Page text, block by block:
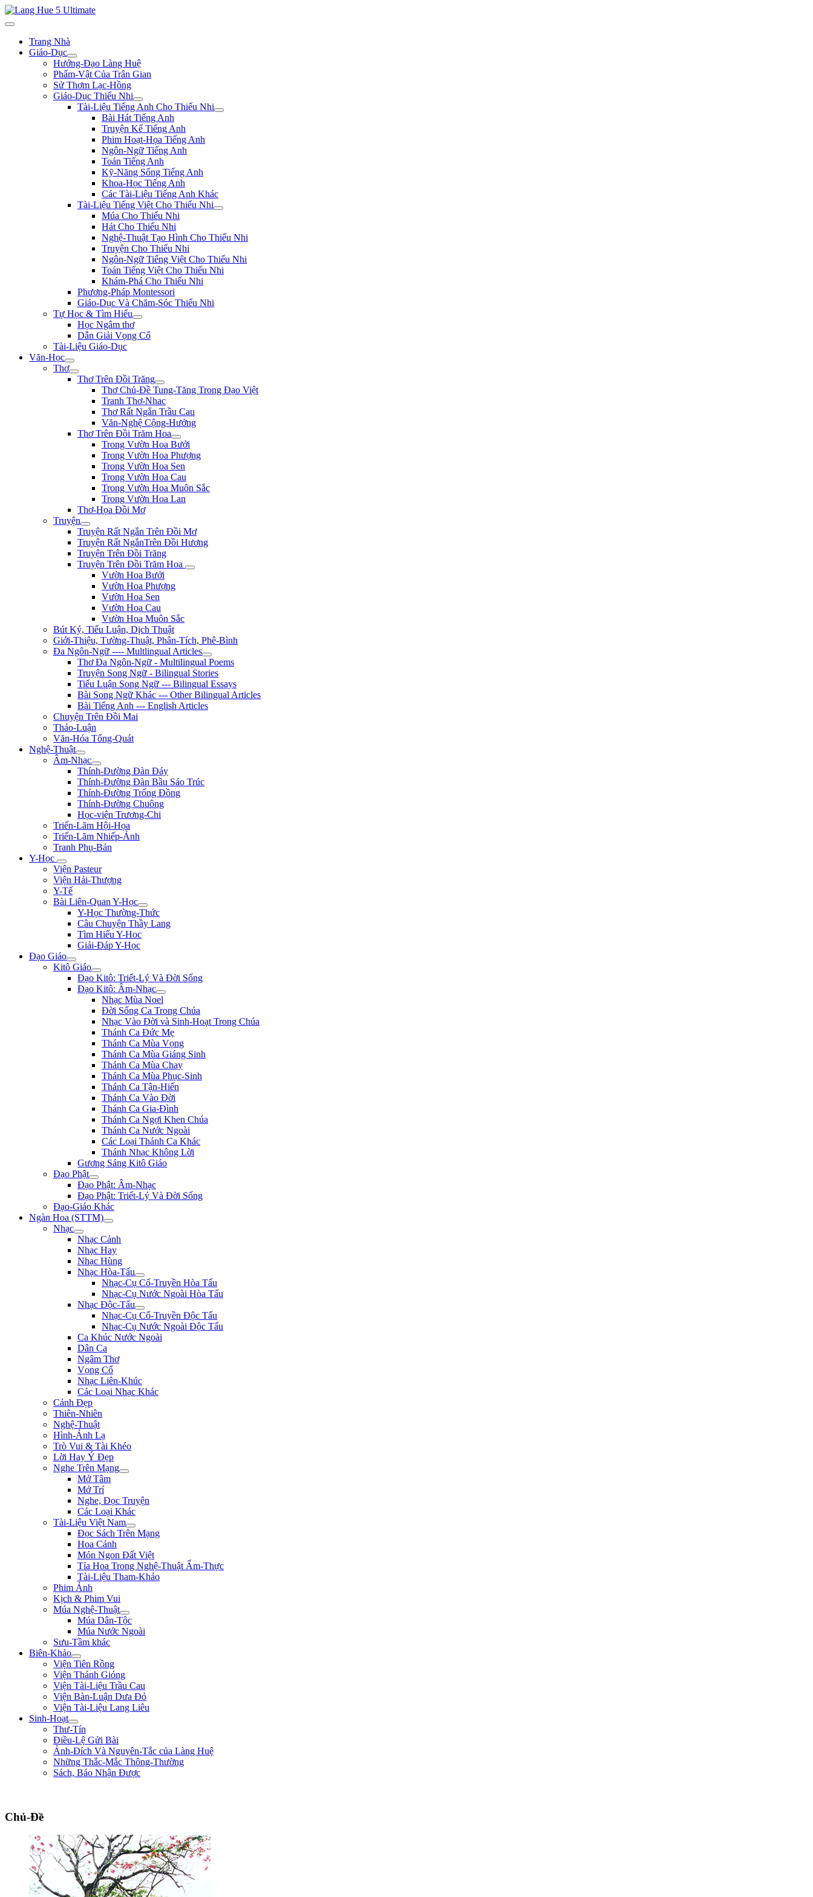
Trang Nhà
Giáo-Dục
Hướng-Đạo Làng Huệ
Phẩm-Vật Của Trân Gian
Sử Thơm Lạc-Hồng
Giáo-Dục Thiếu Nhi
Tài-Liệu Tiếng Anh Cho Thiếu Nhi
Bài Hát Tiếng Anh
Truyện Kể Tiếng Anh
Phim Hoạt-Họa Tiếng Anh
Ngôn-Ngữ Tiếng Anh
Toán Tiếng Anh
Kỹ-Năng Sống Tiếng Anh
Khoa-Học Tiếng Anh
Các Tài-Liệu Tiếng Anh Khác
Tài-Liệu Tiếng Việt Cho Thiếu Nhi
Múa Cho Thiếu Nhi
Hát Cho Thiếu Nhi
Nghệ-Thuật Tạo Hình Cho Thiếu Nhi
Truyện Cho Thiếu Nhi
Ngôn-Ngữ Tiếng Việt Cho Thiếu Nhi
Toán Tiếng Việt Cho Thiếu Nhi
Khám-Phá Cho Thiếu Nhi
Phương-Pháp Montessori
Giáo-Dục Và Chăm-Sóc Thiếu Nhi
Tự Học & Tìm Hiểu
Học Ngâm thơ
Dẫn Giải Vọng Cổ
Tài-Liệu Giáo-Dục
Văn-Học
Thơ
Thơ Trên Đồi Trăng
Thơ Chủ-Đề Tung-Tăng Trong Đạo Việt
Tranh Thơ-Nhac
Thơ Rất Ngắn Trầu Cau
Văn-Nghệ Cộng-Hưởng
Thơ Trên Đồi Trăm Hoa
Trong Vườn Hoa Bưởi
Trong Vườn Hoa Phượng
Trong Vườn Hoa Sen
Trong Vườn Hoa Cau
Trong Vườn Hoa Muôn Sắc
Trong Vườn Hoa Lan
Thơ-Họa Đồi Mơ
Truyện
Truyện Rất Ngắn Trên Đồi Mơ
Truyện Rất NgắnTrên Đồi Hương
Truyện Trên Đồi Trăng
Truyện Trên Đồi Trăm Hoa
Vườn Hoa Bưởi
Vườn Hoa Phượng
Vườn Hoa Sen
Vườn Hoa Cau
Vườn Hoa Muôn Sắc
Bút Ký, Tiểu Luận, Dịch Thuật
Giới-Thiệu, Tường-Thuật, Phân-Tích, Phê-Bình
Đa Ngôn-Ngữ ---- Multlingual Articles
Thơ Đa Ngôn-Ngữ - Multilingual Poems
Truyện Song Ngữ - Bilingual Stories
Tiểu Luận Song Ngữ --- Bilingual Essays
Bài Song Ngữ Khác --- Other Bilingual Articles
Bài Tiếng Anh --- English Articles
Chuyện Trên Đồi Mai
Thảo-Luận
Văn-Hóa Tổng-Quát
Nghệ-Thuật
Âm-Nhạc
Thính-Đường Đàn Đáy
Thính-Đường Đàn Bầu Sáo Trúc
Thính-Đường Trống Đồng
Thính-Đường Chuông
Học-viện Trương-Chi
Triển-Lãm Hội-Họa
Triển-Lãm Nhiếp-Ảnh
Tranh Phụ-Bản
Y-Học
Viện Pasteur
Viện Hải-Thượng
Y-Tế
Bài Liên-Quan Y-Học
Y-Học Thường-Thức
Câu Chuyện Thầy Lang
Tìm Hiểu Y-Hoc
Giải-Đáp Y-Học
Đạo Giáo
Kitô Giáo
Đạo Kitô: Triết-Lý Và Đời Sống
Đạo Kitô: Âm-Nhạc
Nhạc Mùa Noel
Đời Sống Ca Trong Chúa
Nhạc Vào Đời và Sinh-Hoạt Trong Chúa
Thánh Ca Đức Mẹ
Thánh Ca Mùa Vọng
Thánh Ca Mùa Giáng Sinh
Thánh Ca Mùa Chay
Thánh Ca Mùa Phục-Sinh
Thánh Ca Tận-Hiến
Thánh Ca Vào Đời
Thánh Ca Gia-Đình
Thánh Ca Ngợi Khen Chúa
Thánh Ca Nước Ngoài
Các Loại Thánh Ca Khác
Thánh Nhạc Không Lời
Gương Sáng Kitô Giáo
Đạo Phật
Đạo Phật: Âm-Nhạc
Đạo Phật: Triết-Lý Và Đời Sống
Đạo-Giáo Khác
Ngàn Hoa (STTM)
Nhạc
Nhạc Cảnh
Nhạc Hay
Nhạc Hùng
Nhạc Hòa-Tấu
Nhạc-Cụ Cổ-Truyền Hòa Tấu
Nhạc-Cụ Nước Ngoài Hòa Tấu
Nhạc Độc-Tấu
Nhạc-Cụ Cổ-Truyền Độc Tấu
Nhạc-Cụ Nước Ngoài Độc Tấu
Ca Khúc Nước Ngoài
Dân Ca
Ngâm Thơ
Vọng Cổ
Nhạc Liên-Khúc
Các Loại Nhạc Khác
Cảnh Đẹp
Thiên-Nhiên
Nghệ-Thuật
Hình-Ảnh Lạ
Trò Vui & Tài Khéo
Lời Hay Ý Đẹp
Nghe Trên Mạng
Mở Tâm
Mở Trí
Nghe, Đọc Truyện
Các Loại Khác
Tài-Liệu Việt Nam
Đọc Sách Trên Mạng
Hoa Cảnh
Món Ngon Đất Việt
Tỉa Hoa Trong Nghệ-Thuật Ẩm-Thực
Tài-Liệu Tham-Khảo
Phim Ảnh
Kịch & Phim Vui
Múa Nghệ-Thuật
Múa Dân-Tộc
Múa Nước Ngoài
Sưu-Tầm khác
Biên-Khảo
Viện Tiên Rồng
Viện Thánh Gióng
Viện Tài-Liệu Trầu Cau
Viện Bàn-Luận Dưa Đỏ
Viện Tài-Liệu Lang Liêu
Sinh-Hoạt
Thư-Tín
Điều-Lệ Gửi Bài
Ảnh-Đích Và Nguyên-Tắc của Làng Huệ
Những Thắc-Mắc Thông-Thường
Sách, Báo Nhận Được
Chủ-Đề